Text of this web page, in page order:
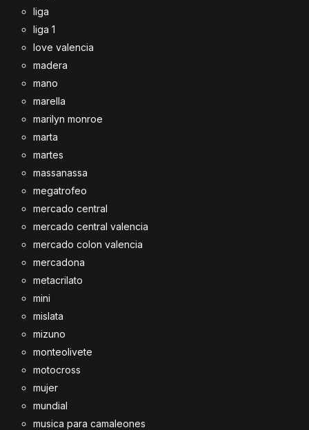
liga
liga 1
love valencia
madera
mano
marella
marilyn monroe
marta
martes
massanassa
megatrofeo
mercado central
mercado central valencia
mercado colon valencia
mercadona
metacrilato
mini
mislata
mizuno
monteolivete
motocross
mujer
mundial
musica para camaleones